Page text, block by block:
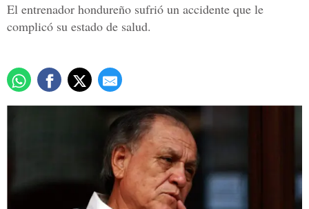
El entrenador hondureño sufrió un accidente que le
complicó su estado de salud.